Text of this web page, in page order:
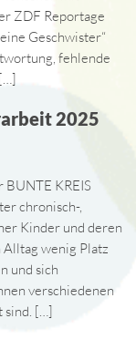
ZDF Reportage
Geschwister“
fehlende
2025
KREIS
chronisch-,
Kinder und deren
wenig Platz
und sich
verschiedenen
sind. […]